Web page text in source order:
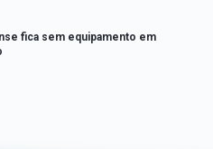
fica sem equipamento em